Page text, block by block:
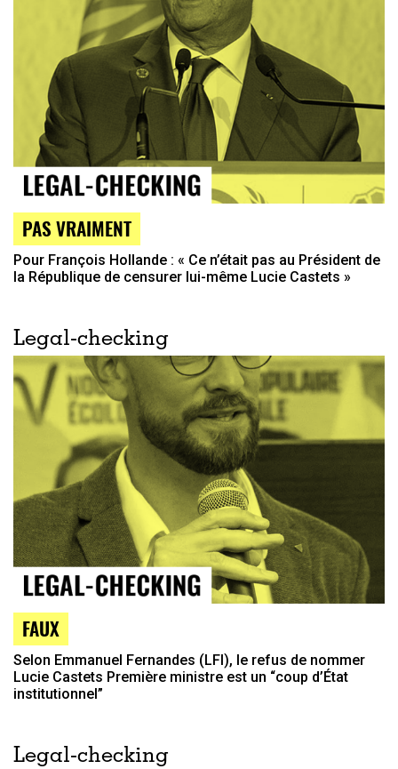
PAS VRAIMENT
Pour François Hollande : « Ce n’était pas au Président de
la République de censurer lui-même Lucie Castets »
Legal-checking
FAUX
Selon Emmanuel Fernandes (LFI), le refus de nommer
Lucie Castets Première ministre est un “coup d’État
institutionnel”
Legal-checking